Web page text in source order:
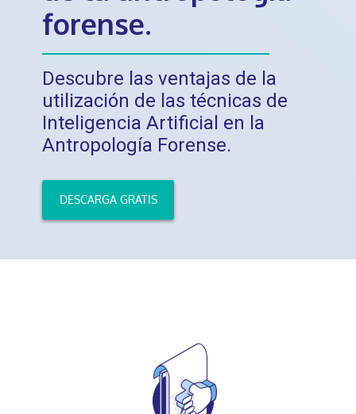
forense.
Descubre las ventajas de la
utilización de las técnicas de
Inteligencia Artificial en la
Antropología Forense.
DESCARGA GRATIS